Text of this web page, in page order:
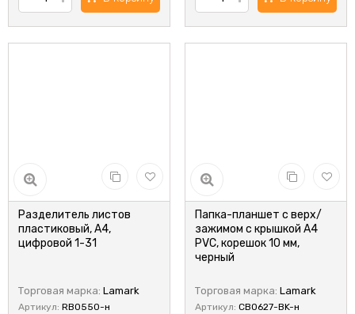
Разделитель листов
пластиковый, А4,
цифровой 1-31
Торговая марка: Lamark
Артикул: RB0550-н
Папка-планшет с верх/
зажимом с крышкой А4
PVC, корешок 10 мм,
черный
Торговая марка: Lamark
Артикул: CB0627-BK-н